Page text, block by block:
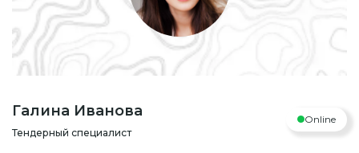
Галина Иванова
Тендерный специалист
Online